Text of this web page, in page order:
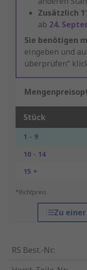
Zusätzlich
ab 24.
Sie benötigen
eingeben und
überprüfen“
Stück
1 - 9
10 - 14
15 +
*Richtpreis
Zu
RS Best.-Nr.: